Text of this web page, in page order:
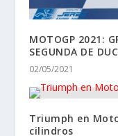
MOTOGP 2021:
SEGUNDA DE
02/05/2021
Triumph en
cilindros